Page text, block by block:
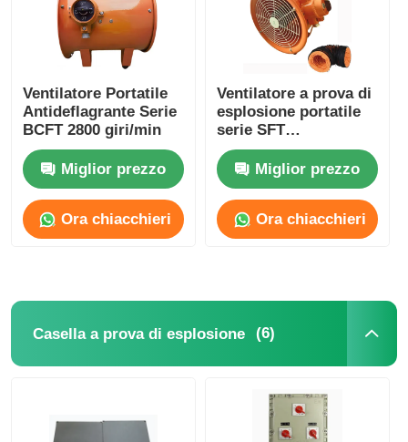
Ventilatore Portatile
Antideflagrante Serie
BCFT 2800 giri/min
Miglior prezzo
Ora chiacchieri
Ventilatore a prova di
esplosione portatile
serie SFT
personalizzato 1500-
10000m3/HMiglior prezzo
Ora chiacchieri
Casella a prova di esplosione (6)